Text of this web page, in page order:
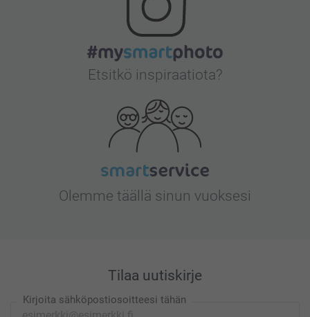
Etsitkö inspiraatiota?
Olemme täällä sinun vuoksesi
Tilaa uutiskirje
Kirjoita sähköpostiosoitteesi tähän